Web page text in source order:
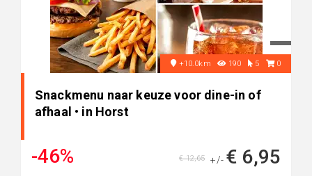
+10.0km 190 5 0
Snackmenu naar keuze voor dine-in of
afhaal • in Horst
-46% +/- € 6,95
€ 12,65